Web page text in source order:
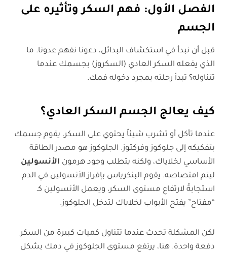
الفصل الأول: فهم السكر وتأثيره على
الجسم
قبل أن نبدأ في استكشاف البدائل، دعونا نفهم عدونا. ما
الذي يفعله السكر العادي (السكروز) بجسمك عندما
تتناوله؟ تبدأ رحلته بمجرد دخوله فمك.
كيف يعالج الجسم السكر العادي؟
عندما تأكل أو تشرب شيئاً يحتوي على السكر، يقوم جسمك
بتفكيكه إلى جلوكوز وفركتوز. الجلوكوز هو مصدر الطاقة
الأساسي لخلاياك، ولكنه يتطلب وجود هرمون الأنسولين
ليتم امتصاصه. يقوم البنكرياس بإفراز الأنسولين في الدم
استجابةً لارتفاع مستوى السكر، ويعمل الأنسولين كـ
“مفتاح” يفتح الأبواب لخلاياك لتدخل الجلوكوز.
لكن المشكلة تحدث عندما تتناول كميات كبيرة من السكر
دفعة واحدة. هنا، يرتفع مستوى الجلوكوز في دمك بشكل